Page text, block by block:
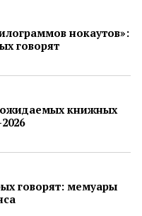
нокаутов»:
говорят
книжных
говорят: мемуары